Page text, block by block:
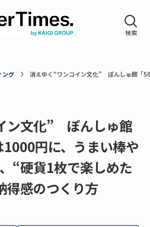
ング 消えゆく“ワンコイン文化” ぽんしゅ館「
ン文化” ぽんしゅ館
1000円に、うまい棒や
“硬貨1枚で楽しめた
得感のつくり方